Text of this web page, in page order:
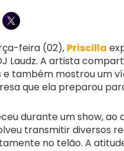
feira (02), Priscilla
Laudz. A artista
e também mostrou um
que ela preparou
durante um show, ao
transmitir diversos
no telão. A